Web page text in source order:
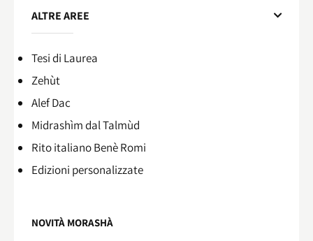
ALTRE AREE
Tesi di Laurea
Zehùt
Alef Dac
Midrashìm dal Talmùd
Rito italiano Benè Romi​
Edizioni personalizzate
NOVITÀ MORASHÀ